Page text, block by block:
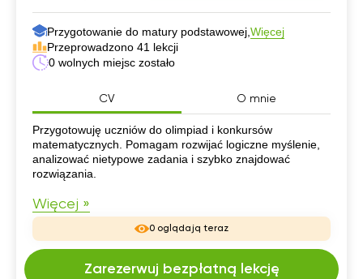
Przygotowanie do matury podstawowej, Więcej
Przeprowadzono 41 lekcji
0 wolnych miejsc zostało
CV O mnie
CV
Przygotowuję uczniów do olimpiad i konkursów
matematycznych. Pomagam rozwijać logiczne myślenie,
analizować nietypowe zadania i szybko znajdować
rozwiązania.
Więcej »
0 oglądają teraz
Zarezerwuj bezpłatną lekcję